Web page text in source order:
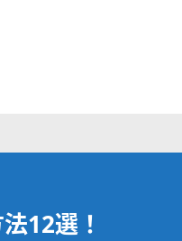
12選！